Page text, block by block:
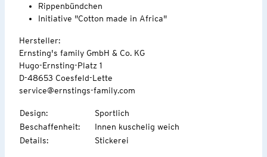
Rippenbündchen
Initiative "Cotton made in Africa"
Hersteller:
Ernsting's family GmbH & Co. KG
Hugo-Ernsting-Platz 1
D-48653 Coesfeld-Lette
service@ernstings-family.com
Design:
Sportlich
Beschaffenheit:
Innen kuschelig weich
Details: Stickerei